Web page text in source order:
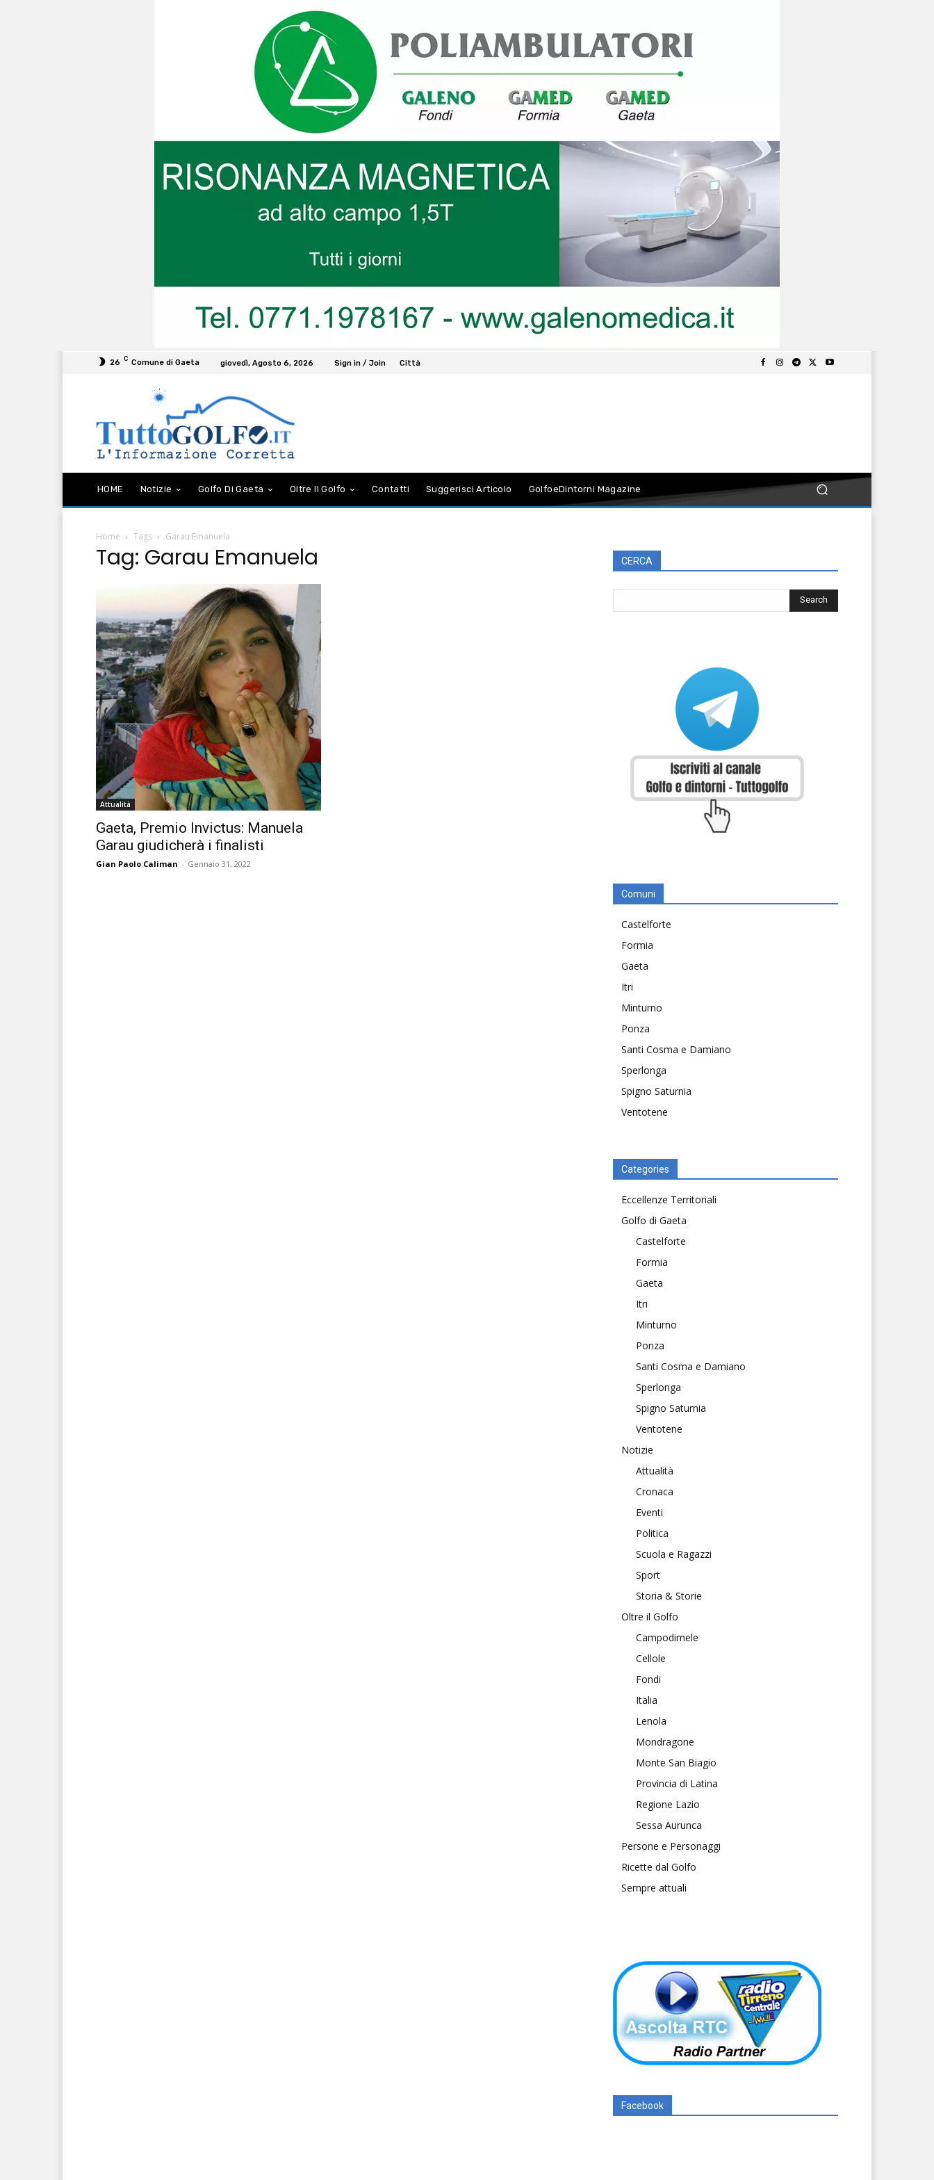
26 C Comune di Gaeta giovedì, Agosto 6, 2026 Sign in / Join Città
HOME Notizie Golfo Di Gaeta Oltre Il Golfo Contatti Suggerisci Articolo GolfoeDintorni Magazine
Home Tags Garau Emanuela
Tag: Garau Emanuela
Attualità
Gaeta, Premio Invictus: Manuela
Garau giudicherà i finalisti
Gian Paolo Caliman - Gennaio 31, 2022
CERCA
Comuni
Castelforte
Formia
Gaeta
Itri
Minturno
Ponza
Santi Cosma e Damiano
Sperlonga
Spigno Saturnia
Ventotene
Categories
Eccellenze Territoriali
Golfo di Gaeta
Castelforte
Formia
Gaeta
Itri
Minturno
Ponza
Santi Cosma e Damiano
Sperlonga
Spigno Saturnia
Ventotene
Notizie
Attualità
Cronaca
Eventi
Politica
Scuola e Ragazzi
Sport
Storia & Storie
Oltre il Golfo
Campodimele
Cellole
Fondi
Italia
Lenola
Mondragone
Monte San Biagio
Provincia di Latina
Regione Lazio
Sessa Aurunca
Persone e Personaggi
Ricette dal Golfo
Sempre attuali
Facebook